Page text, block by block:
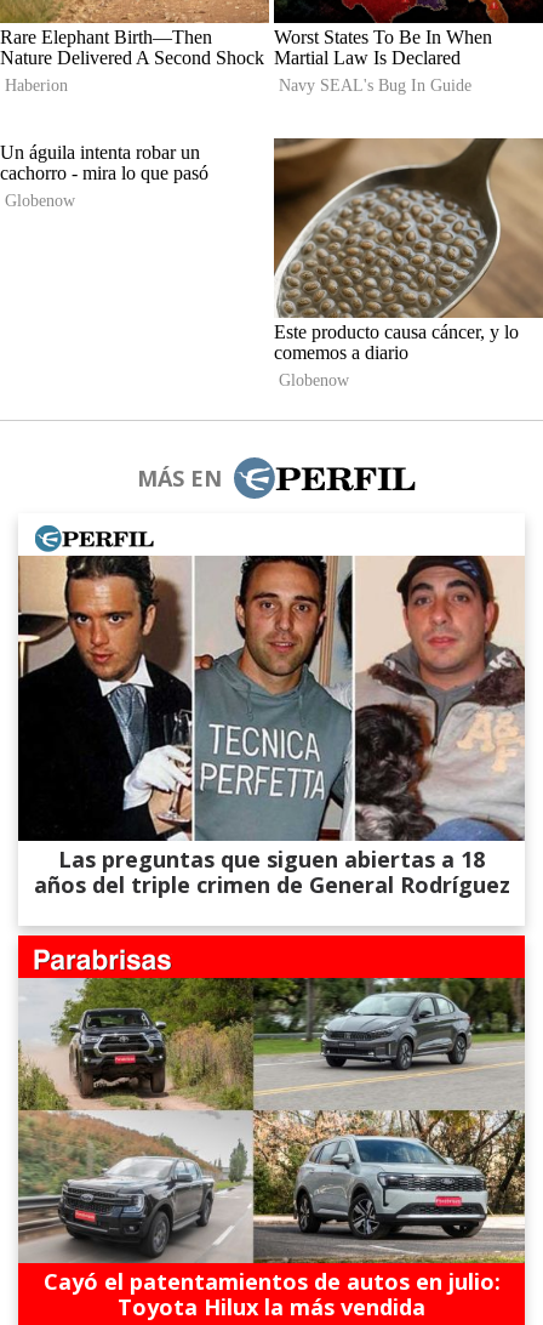
MÁS EN
Las preguntas que siguen abiertas a 18
años del triple crimen de General Rodríguez
Cayó el patentamientos de autos en julio:
Toyota Hilux la más vendida